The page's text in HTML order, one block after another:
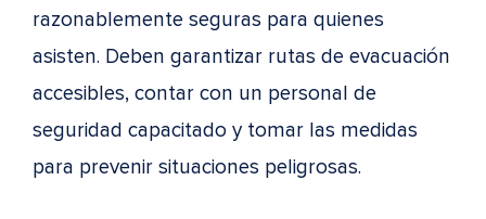
razonablemente seguras para quienes
asisten. Deben garantizar rutas de evacuación
accesibles, contar con un personal de
seguridad capacitado y tomar las medidas
para prevenir situaciones peligrosas.